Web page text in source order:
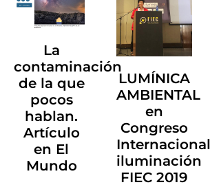
La
contaminación
de la que
pocos
hablan.
Artículo
en El
Mundo
LUMÍNICA
AMBIENTAL
en
Congreso
Internacional
iluminación
FIEC 2019